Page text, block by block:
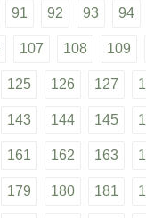
91 92 93 94
107 108 109
125 126 127
143 144 145
161 162 163
179 180 181